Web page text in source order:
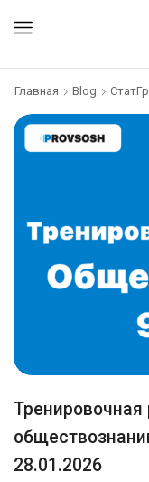
Главная Blog
28.01.2026